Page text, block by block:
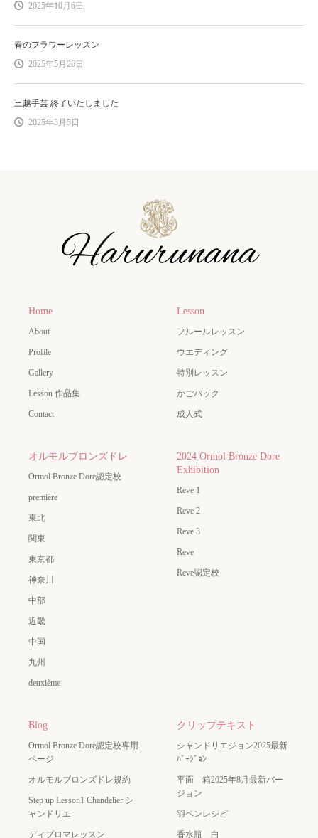
2025年10月6日
春のフラワーレッスン
2025年5月26日
三越手芸 終了いたしました
2025年3月5日
Home
About
Profile
Gallery
Lesson 作品集
Contact
Lesson
フルールレッスン
ウエディング
特別レッスン
かごバック
成人式
オルモルブロンズドレ
Ormol Bronze Dore認定校
première
東北
関東
東京都
神奈川
中部
近畿
中国
九州
deuxième
2024 Ormol Bronze Dore
Exhibition
Reve 1
Reve 2
Reve 3
Reve
Reve認定校
Blog
Ormol Bronze Dore認定校専用
ページ
オルモルブロンズドレ規約
Step up Lesson1 Chandelier シ
ャンドリエ
ディプロマレッスン
クリップテキスト
シャンドリエジョン2025最新
ﾊﾞｰｼﾞｮﾝ
平面 箱2025年8月最新バー
ジョン
羽ペンレシピ
香水瓶 白